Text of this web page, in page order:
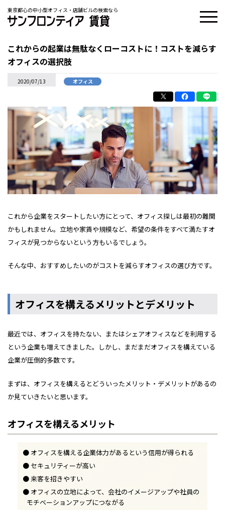
東京都心の中小型オフィス・店舗ビルの検索なら
これからの起業は無駄なくローコストに！コストを減らす
オフィスの選択肢
2020/07/13 オフィス
これから企業をスタートしたい方にとって、オフィス探しは最初の難関
かもしれません。立地や家賃や規模など、希望の条件をすべて満たすオ
フィスが見つからないという方もいるでしょう。
そんな中、おすすめしたいのがコストを減らすオフィスの選び方です。
オフィスを構えるメリットとデメリット
最近では、オフィスを持たない、またはシェアオフィスなどを利用する
という企業も増えてきました。しかし、まだまだオフィスを構えている
企業が圧倒的多数です。
まずは、オフィスを構えるとどういったメリット・デメリットがあるの
か見ていきたいと思います。
オフィスを構えるメリット
オフィスを構える企業体力があるという信用が得られる
セキュリティーが高い
来客を招きやすい
オフィスの立地によって、会社のイメージアップや社員の
モチベーションアップにつながる